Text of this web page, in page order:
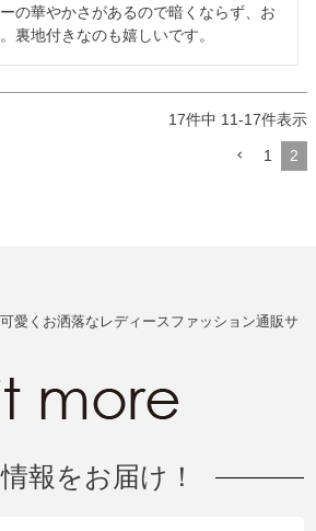
の華やかさがあるので暗くならず、お
裏地付きなのも嬉しいです。
17件中 11-17件表示
1 2
愛くお洒落なレディースファッション通販サ
報をお届け！